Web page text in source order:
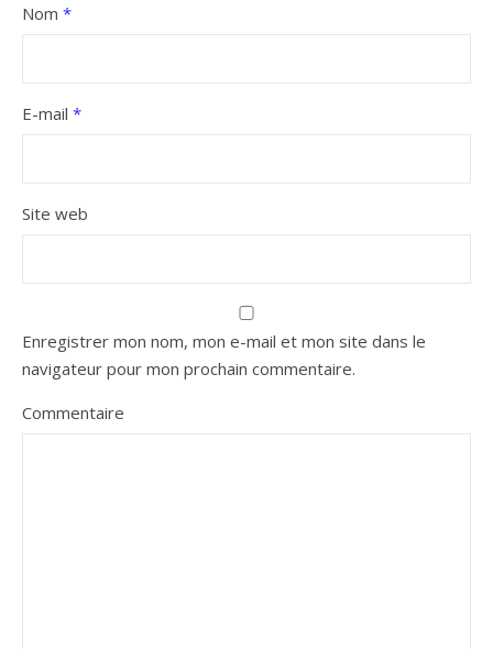
Nom *
E-mail *
Site web
Enregistrer mon nom, mon e-mail et mon site dans le
navigateur pour mon prochain commentaire.
Commentaire